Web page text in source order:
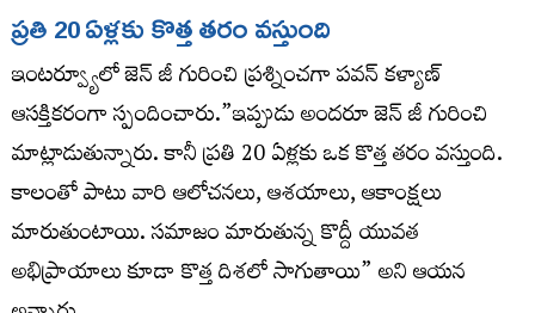
ప్రతి 20 ఏళ్లకు కొత్త తరం వస్తుంది
ఇంటర్వ్యూలో జెన్ జీ గురించి ప్రశ్నించగా పవన్ కళ్యాణ్
ఆసక్తికరంగా స్పందించారు.”ఇప్పుడు అందరూ జెన్ జీ గురించి
మాట్లాడుతున్నారు. కానీ ప్రతి 20 ఏళ్లకు ఒక కొత్త తరం వస్తుంది.
కాలంతో పాటు వారి ఆలోచనలు, ఆశయాలు, ఆకాంక్షలు
మారుతుంటాయి. సమాజం మారుతున్న కొద్దీ యువత
అభిప్రాయాలు కూడా కొత్త దిశలో సాగుతాయి” అని ఆయన